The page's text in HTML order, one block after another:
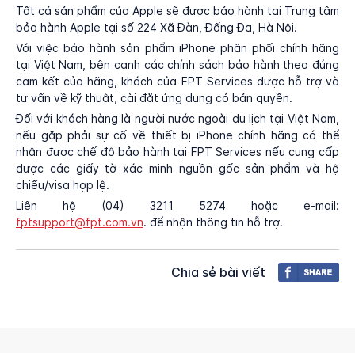
Tất cả sản phẩm của Apple sẽ được bảo hành tại Trung tâm
bảo hành Apple tại số 224 Xã Đàn, Đống Đa, Hà Nội.
Với việc bảo hành sản phẩm iPhone phân phối chính hãng
tại Việt Nam, bên cạnh các chính sách bảo hành theo đúng
cam kết của hãng, khách của FPT Services được hỗ trợ và
tư vấn về kỹ thuật, cài đặt ứng dụng có bản quyền.
Đối với khách hàng là người nước ngoài du lịch tại Việt Nam,
nếu gặp phải sự cố về thiết bị iPhone chính hãng có thể
nhận được chế độ bảo hành tại FPT Services nếu cung cấp
được các giấy tờ xác minh nguồn gốc sản phẩm và hộ
chiếu/visa hợp lệ.
Liên hệ (04) 3211 5274 hoặc e-mail:
fptsupport@fpt.com.vn. để nhận thông tin hỗ trợ.
Chia sẻ bài viết